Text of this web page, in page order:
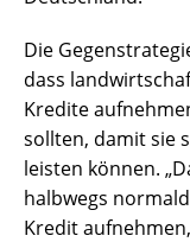
Die
dass
Kredite
sollten, damit sie
leisten können.
halbwegs
Kredit